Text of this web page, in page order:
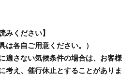
みください】
は各自ご用意ください。）
適さない気候条件の場合は、お客様
考え、催行休止とすることがありま